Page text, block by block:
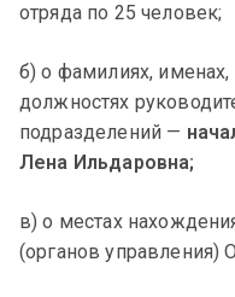
отряда по 25 человек;
б) о фамилиях, именах,
должностях
подразделений —
Лена Ильдаровна;
в) о местах
(органов управления)